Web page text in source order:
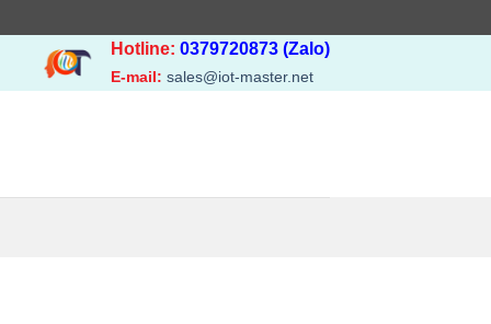
Hotline: 0379720873 (Zalo)
E-mail: sales@iot-master.net